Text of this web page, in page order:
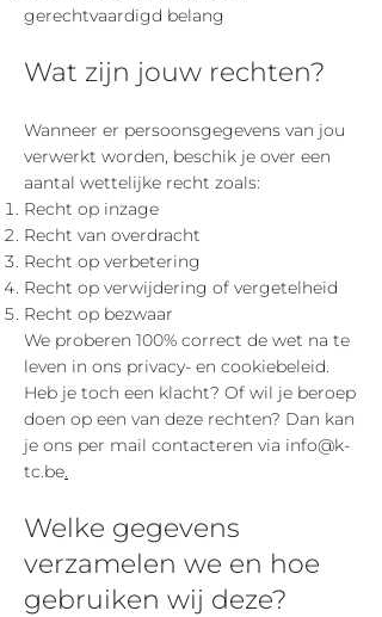
gerechtvaardigd belang
Wat zijn jouw rechten?
Wanneer er persoonsgegevens van jou
verwerkt worden, beschik je over een
aantal wettelijke recht zoals:
Recht op inzage
Recht van overdracht
Recht op verbetering
Recht op verwijdering of vergetelheid
Recht op bezwaar
We proberen 100% correct de wet na te
leven in ons privacy- en cookiebeleid.
Heb je toch een klacht? Of wil je beroep
doen op een van deze rechten? Dan kan
je ons per mail contacteren via info@k-
tc.be.
Welke gegevens
verzamelen we en hoe
gebruiken wij deze?